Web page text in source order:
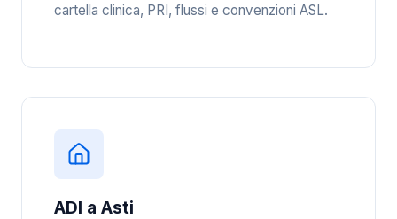
cartella clinica, PRI, flussi e convenzioni ASL.
ADI a Asti